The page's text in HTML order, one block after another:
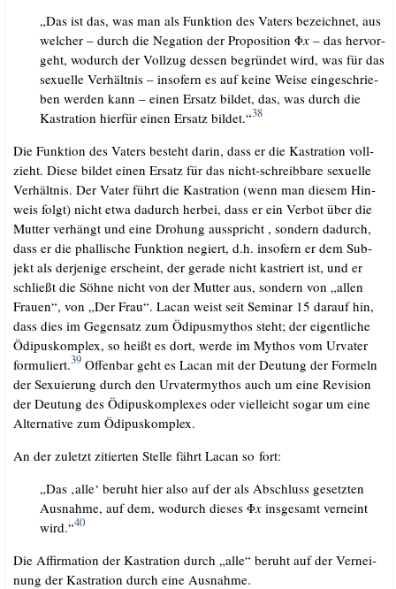
„Das ist das, was man als Funk­ti­on des Vaters bezeich­net, aus
wel­cher – durch die Nega­ti­on der Pro­po­si­ti­on Φx– das her­vor­
geht, wodurch der Voll­zug des­sen begrün­det wird, was für das
sexu­el­le Ver­hält­nis – inso­fern es auf kei­ne Wei­se ein­ge­schrie­
ben wer­den kann – einen Ersatz bil­det, das, was durch die
Kas­tra­ti­on hier­für einen Ersatz bil­det.“38
Die Funk­ti­on des Vaters besteht dar­in, dass er die Kas­tra­ti­on voll­
zieht. Die­se bil­det einen Ersatz für das nicht-schreib­ba­re sexu­el­le
Ver­hält­nis. Der Vater führt die Kas­tra­ti­on (wenn man die­sem Hin­
weis folgt) nicht etwa dadurch her­bei, dass er ein Ver­bot über die
Mut­ter ver­hängt und eine Dro­hung aus­spricht , son­dern dadurch,
dass er die phal­li­sche Funk­ti­on negiert, d.h. inso­fern er dem Sub­
jekt als der­je­ni­ge erscheint, der gera­de nicht kas­triert ist, und er
schließt die Söh­ne nicht von der Mut­ter aus, son­dern von „allen
Frau­en“, von „Der Frau“. Lacan weist seit Semi­nar 15 dar­auf hin,
dass dies im Gegen­satz zum Ödi­pus­my­thos steht; der eigent­li­che
Ödi­pus­kom­plex, so heißt es dort, wer­de im Mythos vom Urva­ter
for­mu­liert.39Offen­bar geht es Lacan mit der Deu­tung der For­meln
der Sexu­ie­rung durch den Urva­ter­my­thos auch um eine Revi­si­on
der Deu­tung des Ödi­pus­kom­ple­xes oder viel­leicht sogar um eine
Alter­na­ti­ve zum Ödipuskomplex.
An der zuletzt zitier­ten Stel­le fährt Lacan so fort:
„Das ‚alle‘ beruht hier also auf der als Abschluss gesetz­ten
Aus­nah­me, auf dem, wodurch die­ses Φxins­ge­samt ver­neint
wird.“40
Die Affir­ma­ti­on der Kas­tra­ti­on durch „alle“ beruht auf der Ver­nei­
nung der Kas­tra­ti­on durch eine Ausnahme.